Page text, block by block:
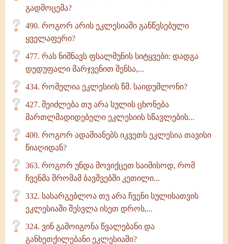
გადმოცემა?
490. როგორ არის ეკლესიაში განწესებული
ყველაფერი?
477. რას ნიშნავს ფსალმუნის სიტყვები: დადგა
დედუფალი მარჯვენით შენსა,...
434. რომელია ეკლესიის წმ. საიდუმლონი?
427. შეიძლება თუ არა სულის ცხონება
მართლმადიდებელი ეკლესიის სწავლების...
400. როგორ ადამიანებს იკვეთს ეკლესია თავისი
წიაღიდან?
363. როგორ უნდა მოვიქცეთ საიმისოდ, რომ
ჩვენმა შრომამ ბავშვებში კეთილი...
332. სასარგებლოა თუ არა ჩვენი სულისათვის
ეკლესიაში შესვლა ისეთ დროს,...
324. ვინ გამოიგონა წვალებანი და
განხეთქილებანი ეკლესიაში?